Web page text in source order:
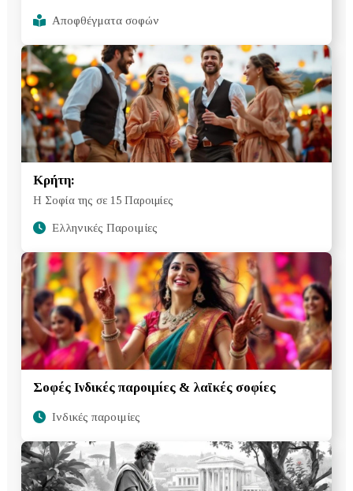
Αποφθέγματα σοφών
Κρήτη:
Η Σοφία της σε 15 Παροιμίες
Ελληνικές Παροιμίες
Σοφές Ινδικές παροιμίες & λαϊκές σοφίες
Ινδικές παροιμίες